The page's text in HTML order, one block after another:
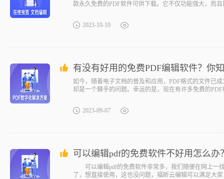
款永久免费的PDF软件可供下载。它不仅功能强大，而
2023-10-10
有没有好用的免费PDF编辑软件？你
如今，随着电子文档的普及和应用，PDF格式的文件已
却是一个棘手的问题。幸运的是，现在有许多免费的
2023-09-07
可以编辑pdf的免费软件不好用怎么
可以编辑pdf的免费软件非常多，我们随便在网上一
了，想直接使用，这也没问题，福昕云编辑可以满足大